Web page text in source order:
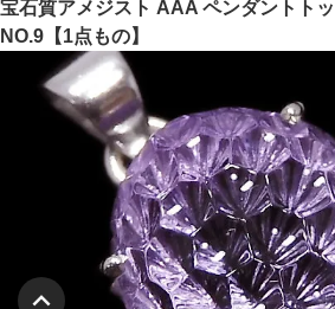
宝石質アメジスト AAA ペンダントト
NO.9【1点もの】